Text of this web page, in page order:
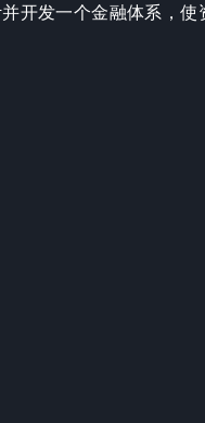
开发一个金融体系，使